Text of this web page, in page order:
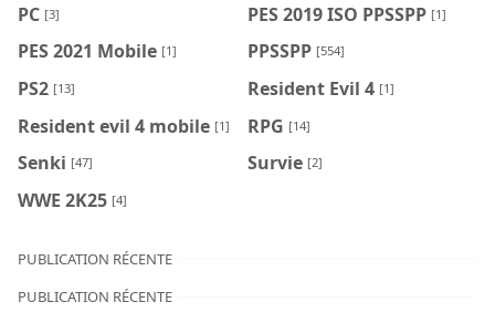
PC [3] PES 2019 ISO PPSSPP [1]
PES 2021 Mobile [1] PPSSPP [554]
PS2 [13] Resident Evil 4 [1]
Resident evil 4 mobile [1] RPG [14]
Senki [47] Survie [2]
WWE 2K25 [4]
PUBLICATION RÉCENTE
PUBLICATION RÉCENTE